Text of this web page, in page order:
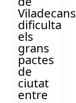
Viladecans
dificulta
els
grans
pactes
de
ciutat
entre